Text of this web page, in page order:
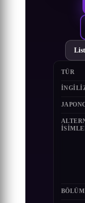
TÜR
BÖLÜM